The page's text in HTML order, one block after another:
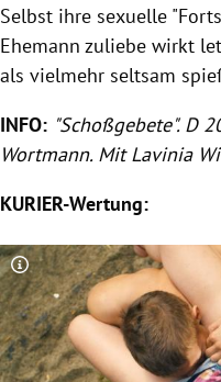
Selbst ihre sexuelle
Ehemann zuliebe wirkt
als vielmehr seltsam
INFO: "Schoßgebete". D
Wortmann. MitLavinia
KURIER-Wertung:
Copyright-Hinweis